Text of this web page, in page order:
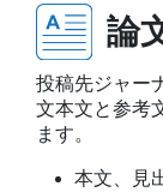
論
投稿先ジャー
文本文と参考
ます。
本文、見